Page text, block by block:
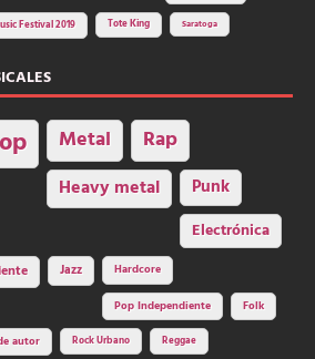
Festival 2019 Tote King Saratoga
Metal Rap
Heavy metal Punk
Electrónica
Jazz Hardcore
Pop Independiente Folk
autor Rock Urbano Reggae